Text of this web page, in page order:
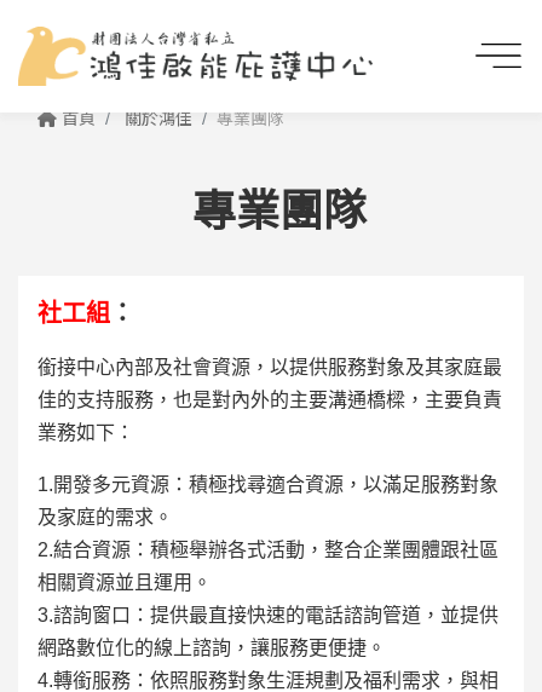
首頁 關於鴻佳 專業團隊
專業團隊
社工組 ：
銜接中心內部及社會資源，以提供服務對象及其家庭最
佳的支持服務，也是對內外的主要溝通橋樑，主要負責
業務如下：
1.開發多元資源：積極找尋適合資源，以滿足服務對象
及家庭的需求。
2.結合資源：積極舉辦各式活動，整合企業團體跟社區
相關資源並且運用。
3.諮詢窗口：提供最直接快速的電話諮詢管道，並提供
網路數位化的線上諮詢，讓服務更便捷。
4.轉銜服務：依照服務對象生涯規劃及福利需求，與相